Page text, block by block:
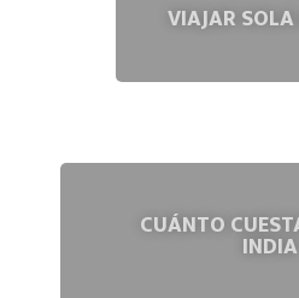
VIAJAR
CUÁNTO
INDIA